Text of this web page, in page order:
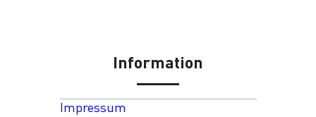
Information
Impressum